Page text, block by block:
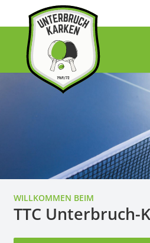
WILLKOMMEN BEIM
TTC Unterbruch-